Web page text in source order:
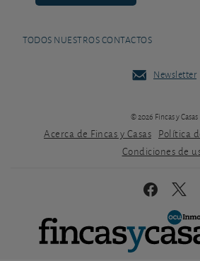
TODOS NUESTROS CONTACTOS
Newsletter
© 2026 Fincas y Casas
Acerca de Fincas y Casas Política
Condiciones de